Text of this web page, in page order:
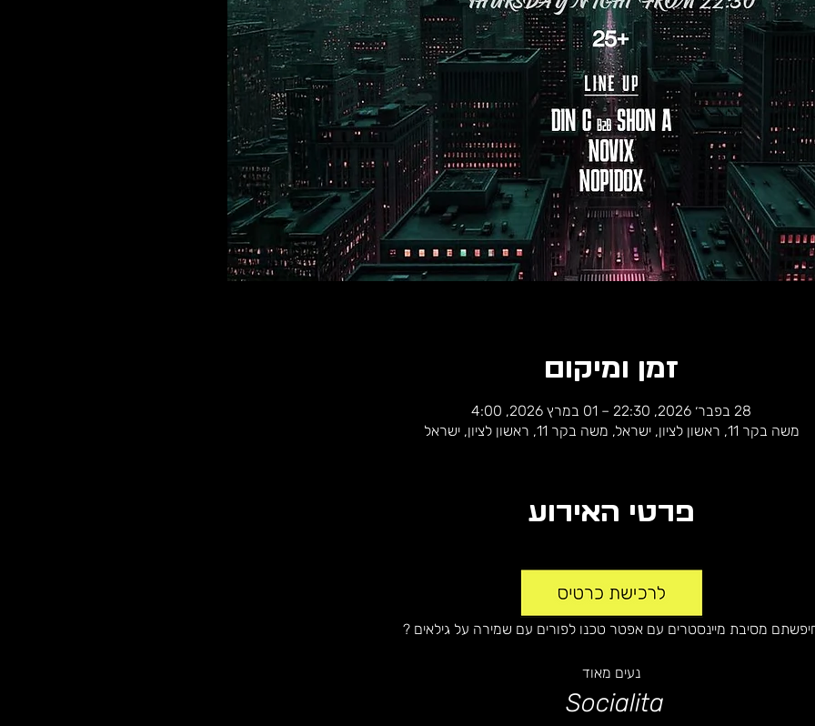
זמן ומיקום
28 בפבר׳ 2026, 22:30 – 01 במרץ 2026, 4:00
משה בקר 11, ראשון לציון, ישראל, משה בקר 11, ראשון לציון, ישראל
פרטי האירוע
מסיבת מיינסטרים עם אפטר טכנו לפורים עם שמירה על גילאים ?
נעים מאוד
Socialita